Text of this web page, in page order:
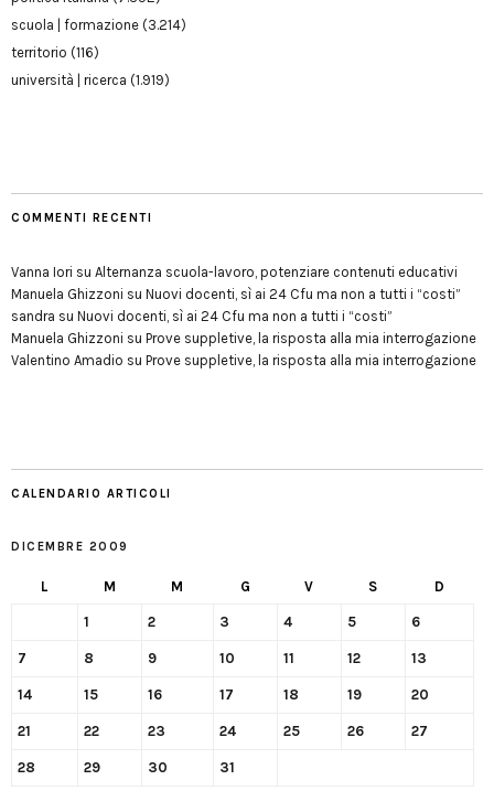
scuola | formazione (3.214)
territorio (116)
università | ricerca (1.919)
COMMENTI RECENTI
Vanna Iori su Alternanza scuola-lavoro, potenziare contenuti educativi
Manuela Ghizzoni su Nuovi docenti, sì ai 24 Cfu ma non a tutti i “costi”
sandra su Nuovi docenti, sì ai 24 Cfu ma non a tutti i “costi”
Manuela Ghizzoni su Prove suppletive, la risposta alla mia interrogazione
Valentino Amadio su Prove suppletive, la risposta alla mia interrogazione
CALENDARIO ARTICOLI
DICEMBRE 2009
L M M G V S D
1 2 3 4 5 6
7 8 9 10 11 12 13
14 15 16 17 18 19 20
21 22 23 24 25 26 27
28 29 30 31